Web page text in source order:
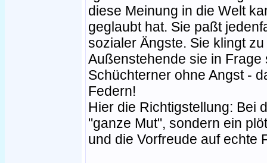
diese Meinung in die Welt
geglaubt hat. Sie paßt
sozialer Ängste. Sie klingt
Außenstehende sie in Frage
Schüchterner ohne Angst -
Federn!
Hier die Richtigstellung: Bei
"ganze Mut", sondern ein
und die Vorfreude auf echte